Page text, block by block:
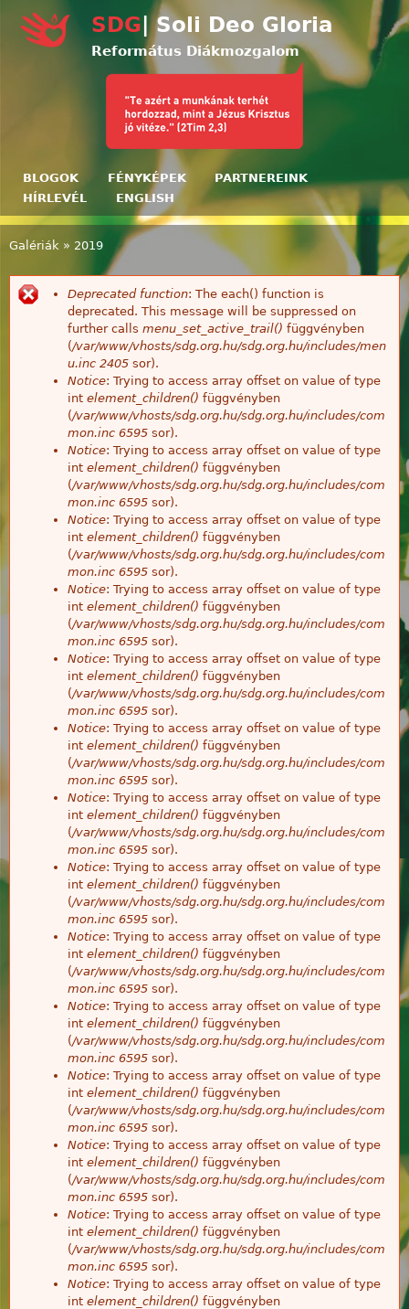
Ugrás a tartalomra
SDG | Soli Deo Gloria
Református Diákmozgalom
BLOGOK FÉNYKÉPEK
PARTNEREINK
HÍRLEVÉL
ENGLISH
Jelenlegi hely
Galériák » 2019
Hibaüzenet
Deprecated function: The each() function is
deprecated. This message will be suppressed on
further calls menu_set_active_trail() függvényben
(/var/www/vhosts/sdg.org.hu/sdg.org.hu/includes/men
u.inc 2405 sor).
Notice: Trying to access array offset on value of type
int element_children() függvényben
(/var/www/vhosts/sdg.org.hu/sdg.org.hu/includes/com
mon.inc 6595 sor).
Notice: Trying to access array offset on value of type
int element_children() függvényben
(/var/www/vhosts/sdg.org.hu/sdg.org.hu/includes/com
mon.inc 6595 sor).
Notice: Trying to access array offset on value of type
int element_children() függvényben
(/var/www/vhosts/sdg.org.hu/sdg.org.hu/includes/com
mon.inc 6595 sor).
Notice: Trying to access array offset on value of type
int element_children() függvényben
(/var/www/vhosts/sdg.org.hu/sdg.org.hu/includes/com
mon.inc 6595 sor).
Notice: Trying to access array offset on value of type
int element_children() függvényben
(/var/www/vhosts/sdg.org.hu/sdg.org.hu/includes/com
mon.inc 6595 sor).
Notice: Trying to access array offset on value of type
int element_children() függvényben
(/var/www/vhosts/sdg.org.hu/sdg.org.hu/includes/com
mon.inc 6595 sor).
Notice: Trying to access array offset on value of type
int element_children() függvényben
(/var/www/vhosts/sdg.org.hu/sdg.org.hu/includes/com
mon.inc 6595 sor).
Notice: Trying to access array offset on value of type
int element_children() függvényben
(/var/www/vhosts/sdg.org.hu/sdg.org.hu/includes/com
mon.inc 6595 sor).
Notice: Trying to access array offset on value of type
int element_children() függvényben
(/var/www/vhosts/sdg.org.hu/sdg.org.hu/includes/com
mon.inc 6595 sor).
Notice: Trying to access array offset on value of type
int element_children() függvényben
(/var/www/vhosts/sdg.org.hu/sdg.org.hu/includes/com
mon.inc 6595 sor).
Notice: Trying to access array offset on value of type
int element_children() függvényben
(/var/www/vhosts/sdg.org.hu/sdg.org.hu/includes/com
mon.inc 6595 sor).
Notice: Trying to access array offset on value of type
int element_children() függvényben
(/var/www/vhosts/sdg.org.hu/sdg.org.hu/includes/com
mon.inc 6595 sor).
Notice: Trying to access array offset on value of type
int element_children() függvényben
(/var/www/vhosts/sdg.org.hu/sdg.org.hu/includes/com
mon.inc 6595 sor).
Notice: Trying to access array offset on value of type
int element_children() függvényben